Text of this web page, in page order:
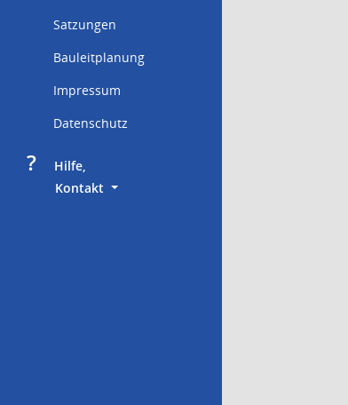
Satzungen
Bauleitplanung
Impressum
Datenschutz
?
     Hilfe,
Kontakt